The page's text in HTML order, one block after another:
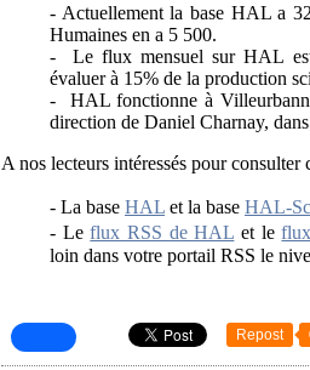
- Actuellement la base HAL a
Humaines en a 5 500.
- Le flux mensuel sur HAL est
évaluer à 15% de la production
- HAL fonctionne à
direction de Daniel Charnay,
A nos lecteurs intéressés pour
- La baseHAL et la baseHAL-
- Leflux RSS de HAL et le
loin dans votre portail RSS le
Repost